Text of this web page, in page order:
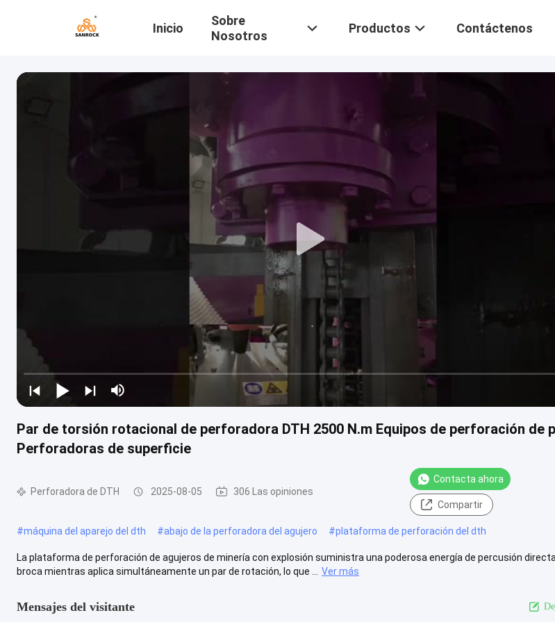
Inicio
Sobre
Nosotros
Productos Contáctenos
Par de torsión rotacional de perforadora DTH 2500 N.m Equipos de perforación de
Perforadoras de superficie
Perforadora de DTH 2025-08-05 306 Las opiniones
Contacta ahora
Compartir
#máquina del aparejo del dth #abajo de la perforadora del agujero #plataforma de perforación del dth
La plataforma de perforación de agujeros de minería con explosión suministra una poderosa energía de percusión
broca mientras aplica simultáneamente un par de rotación, lo que ...
Ver más
Mensajes del visitante